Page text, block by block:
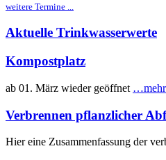
weitere Termine ...
Aktuelle Trinkwasserwerte
Kompostplatz
ab 01. März wieder geöffnet …mehr
Verbrennen pflanzlicher
Hier eine Zusammenfassung der